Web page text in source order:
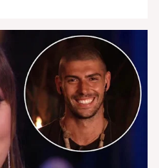
Moser, al quinto
Matteo Diamante.
puntata ricca di